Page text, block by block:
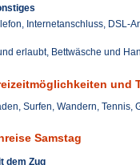
Internetanschluss, DSL-
erlaubt, Bettwäsche und
und
Surfen, Wandern, Tennis,
Samstag
dem Zug